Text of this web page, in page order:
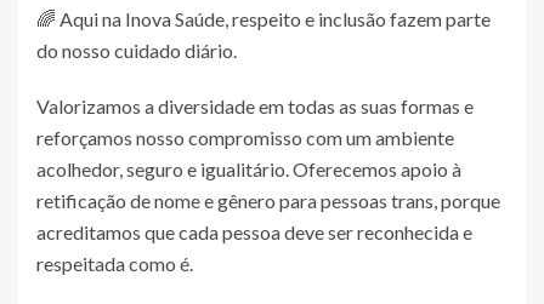
🌈 Aqui na Inova Saúde, respeito e inclusão fazem parte
do nosso cuidado diário.
Valorizamos a diversidade em todas as suas formas e
reforçamos nosso compromisso com um ambiente
acolhedor, seguro e igualitário. Oferecemos apoio à
retificação de nome e gênero para pessoas trans, porque
acreditamos que cada pessoa deve ser reconhecida e
respeitada como é.